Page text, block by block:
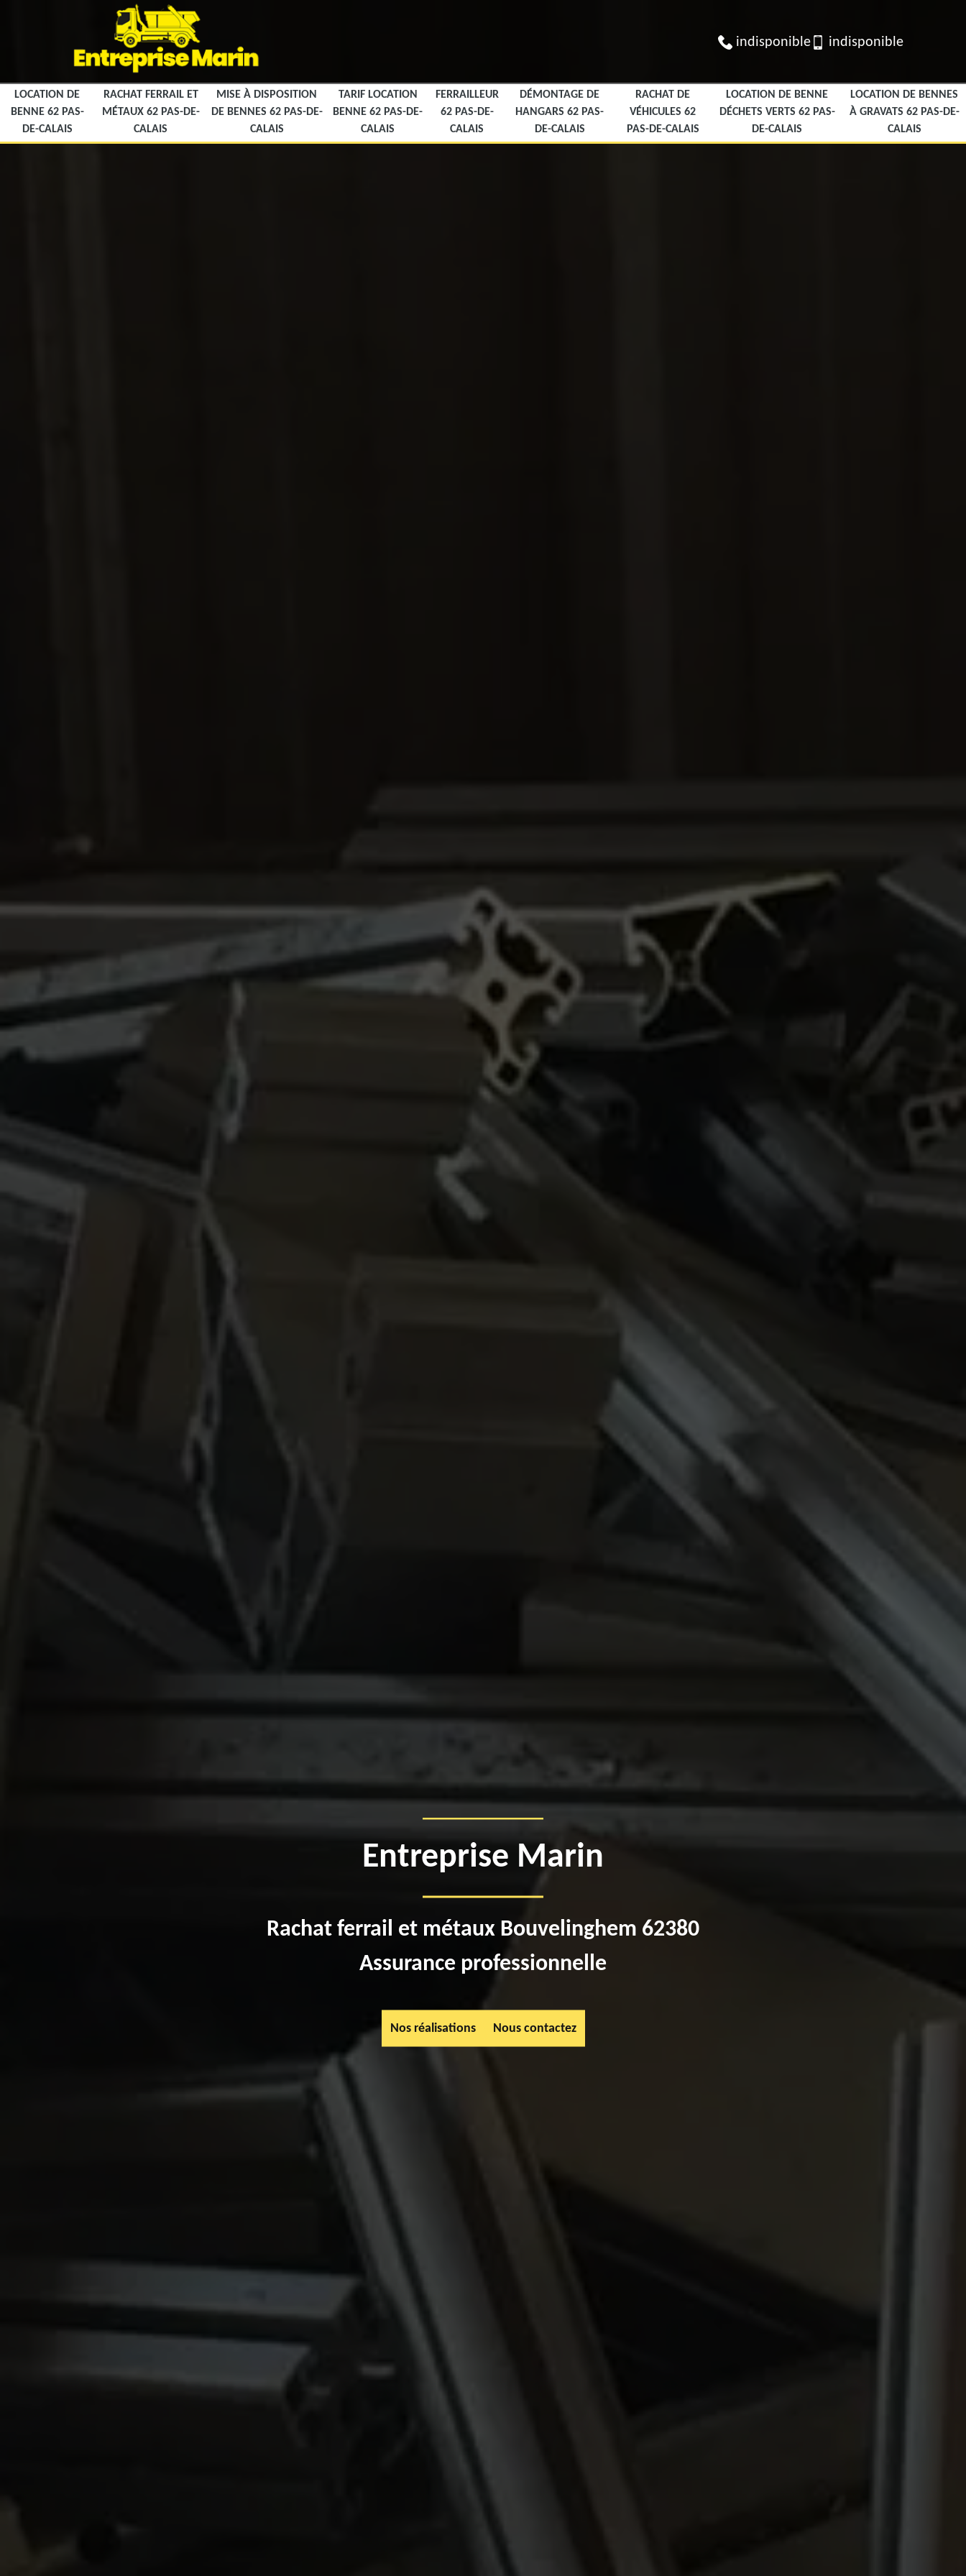
indisponible indisponible
LOCATION DE
BENNE 62 PAS-
DE-CALAIS
RACHAT FERRAIL ET
MÉTAUX 62 PAS-DE-
CALAIS
MISE À DISPOSITION
DE BENNES 62 PAS-DE-
CALAIS
TARIF LOCATION
BENNE 62 PAS-DE-
CALAIS
FERRAILLEUR
62 PAS-DE-
CALAIS
DÉMONTAGE DE
HANGARS 62 PAS-
DE-CALAIS
RACHAT DE
VÉHICULES 62
PAS-DE-CALAIS
LOCATION DE BENNE
DÉCHETS VERTS 62 PAS-
DE-CALAIS
LOCATION DE BENNES
À GRAVATS 62 PAS-DE-
CALAIS
Entreprise Marin
Rachat ferrail et métaux Bouvelinghem 62380
Assurance professionnelle
Nos réalisations Nous contactez